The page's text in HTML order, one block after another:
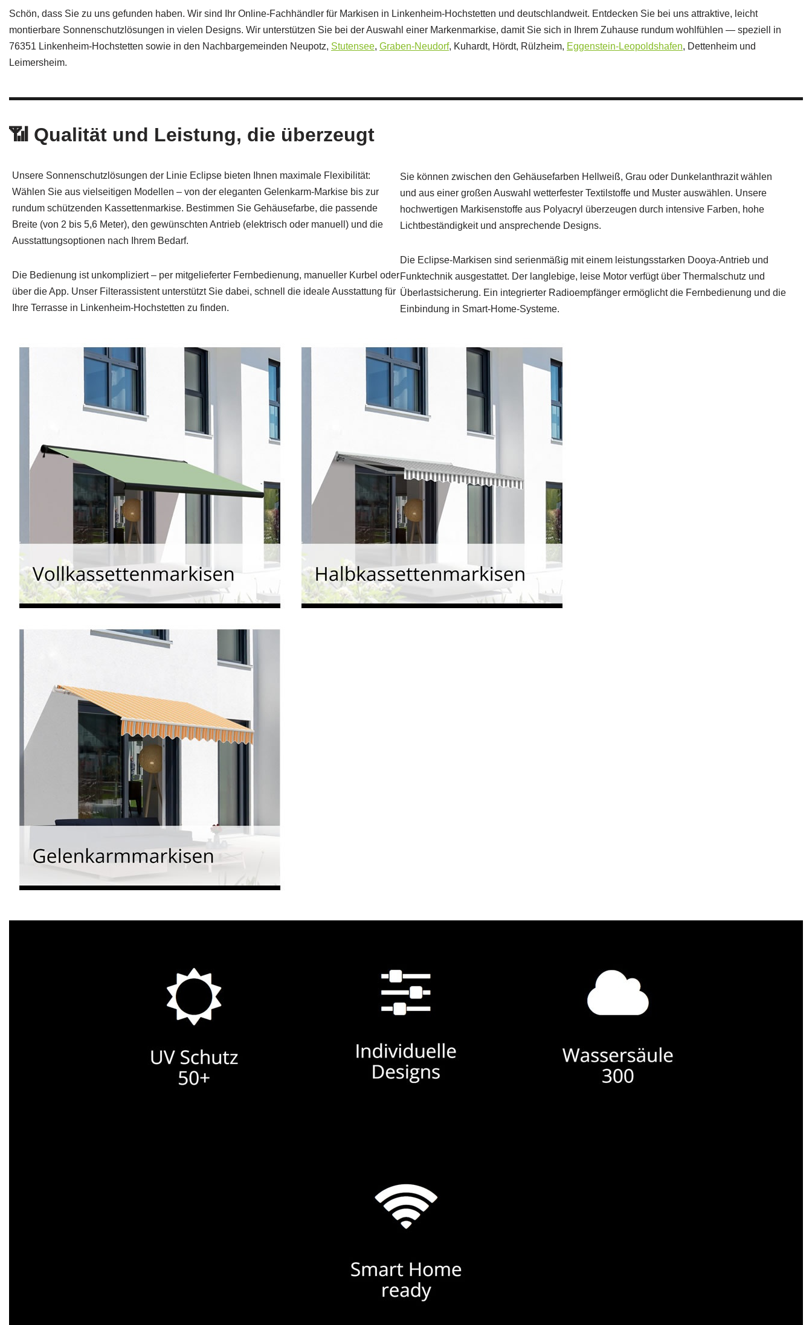
Schön, dass Sie zu uns gefunden haben. Wir sind Ihr Online-Fachhändler für Markisen in Linkenheim-Hochstetten und deutschlandweit. Entdecken Sie bei uns attraktive, leicht
montierbare Sonnenschutzlösungen in vielen Designs. Wir unterstützen Sie bei der Auswahl einer Markenmarkise, damit Sie sich in Ihrem Zuhause rundum wohlfühlen — speziell in
76351 Linkenheim-Hochstetten sowie in den Nachbargemeinden Neupotz, Stutensee, Graben-Neudorf, Kuhardt, Hördt, Rülzheim, Eggenstein-Leopoldshafen, Dettenheim und
Leimersheim.
📶 Qualität und Leistung, die überzeugt
Unsere Sonnenschutzlösungen der Linie Eclipse bieten Ihnen maximale Flexibilität:
Wählen Sie aus vielseitigen Modellen – von der eleganten Gelenkarm-Markise bis zur
rundum schützenden Kassettenmarkise. Bestimmen Sie Gehäusefarbe, die passende
Breite (von 2 bis 5,6 Meter), den gewünschten Antrieb (elektrisch oder manuell) und die
Ausstattungsoptionen nach Ihrem Bedarf.
Die Bedienung ist unkompliziert – per mitgelieferter Fernbedienung, manueller Kurbel oder
über die App. Unser Filterassistent unterstützt Sie dabei, schnell die ideale Ausstattung für
Ihre Terrasse in Linkenheim-Hochstetten zu finden.
Sie können zwischen den Gehäusefarben Hellweiß, Grau oder Dunkelanthrazit wählen
und aus einer großen Auswahl wetterfester Textilstoffe und Muster auswählen. Unsere
hochwertigen Markisenstoffe aus Polyacryl überzeugen durch intensive Farben, hohe
Lichtbeständigkeit und ansprechende Designs.
Die Eclipse-Markisen sind serienmäßig mit einem leistungsstarken Dooya-Antrieb und
Funktechnik ausgestattet. Der langlebige, leise Motor verfügt über Thermalschutz und
Überlastsicherung. Ein integrierter Radioempfänger ermöglicht die Fernbedienung und die
Einbindung in Smart-Home-Systeme.